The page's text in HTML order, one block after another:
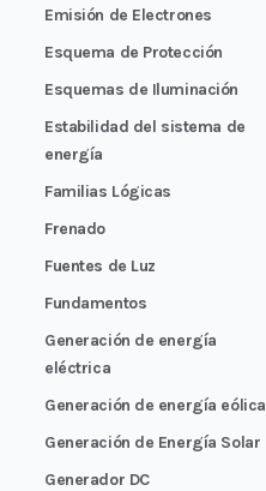
Emisión de Electrones
Esquema de Protección
Esquemas de Iluminación
Estabilidad del sistema de
energía
Familias Lógicas
Frenado
Fuentes de Luz
Fundamentos
Generación de energía
eléctrica
Generación de energía eólica
Generación de Energía Solar
Generador DC